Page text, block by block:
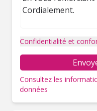
Confidentialité et
Consultez les
données